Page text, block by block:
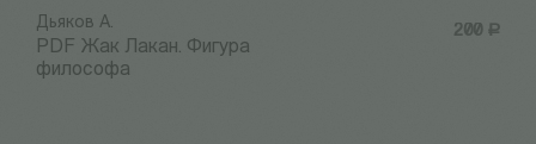
200 Р
Дьяков А.
PDF Жак Лакан. Фигура
философа